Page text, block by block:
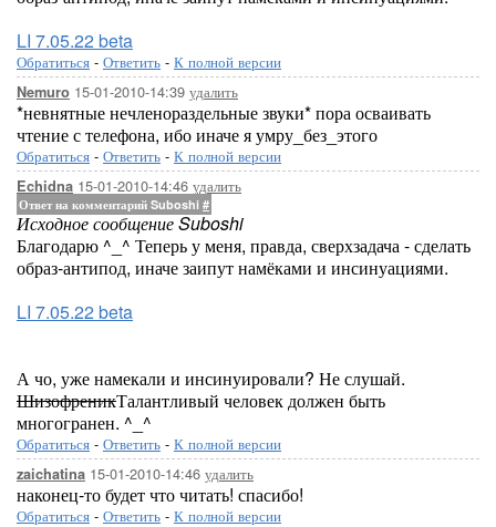
LI 7.05.22 beta
Обратиться - Ответить - К полной версии
Nemuro 15-01-2010-14:39 удалить
*невнятные нечленораздельные звуки* пора осваивать
чтение с телефона, ибо иначе я умру_без_этого
Обратиться - Ответить - К полной версии
Echidna 15-01-2010-14:46 удалить
Ответ на комментарий Suboshi #
Исходное сообщение Suboshi
Благодарю ^_^ Теперь у меня, правда, сверхзадача - сделать
образ-антипод, иначе заипут намёками и инсинуациями.
LI 7.05.22 beta
А чо, уже намекали и инсинуировали? Не слушай.
ШизофреникТалантливый человек должен быть
многогранен. ^_^
Обратиться - Ответить - К полной версии
zaichatina 15-01-2010-14:46 удалить
наконец-то будет что читать! спасибо!
Обратиться - Ответить - К полной версии